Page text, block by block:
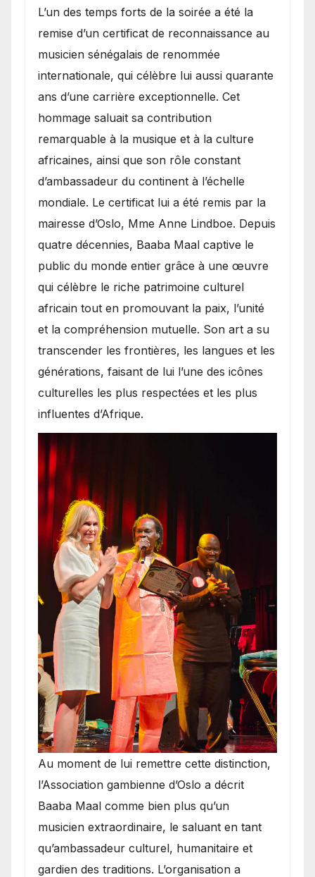
​L’un des temps forts de la soirée a été la
remise d’un certificat de reconnaissance au
musicien sénégalais de renommée
internationale, qui célèbre lui aussi quarante
ans d’une carrière exceptionnelle. Cet
hommage saluait sa contribution
remarquable à la musique et à la culture
africaines, ainsi que son rôle constant
d’ambassadeur du continent à l’échelle
mondiale. Le certificat lui a été remis par la
mairesse d’Oslo, Mme Anne Lindboe. Depuis
quatre décennies, Baaba Maal captive le
public du monde entier grâce à une œuvre
qui célèbre le riche patrimoine culturel
africain tout en promouvant la paix, l’unité
et la compréhension mutuelle. Son art a su
transcender les frontières, les langues et les
générations, faisant de lui l’une des icônes
culturelles les plus respectées et les plus
influentes d’Afrique.
​Au moment de lui remettre cette distinction,
l’Association gambienne d’Oslo a décrit
Baaba Maal comme bien plus qu’un
musicien extraordinaire, le saluant en tant
qu’ambassadeur culturel, humanitaire et
gardien des traditions. L’organisation a